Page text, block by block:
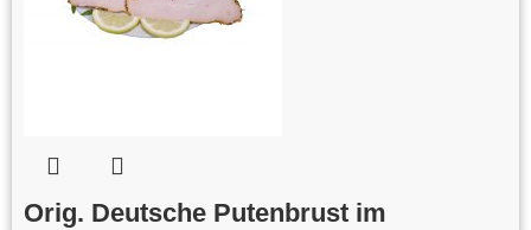
Orig. Deutsche Putenbrust im